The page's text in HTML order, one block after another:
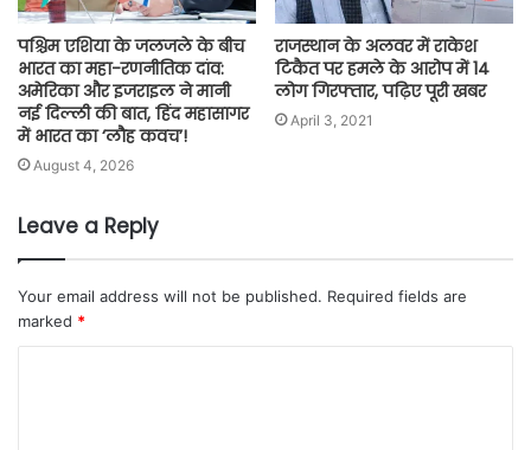
पश्चिम एशिया के जलजले के बीच
भारत का महा-रणनीतिक दांव:
अमेरिका और इजराइल ने मानी
नई दिल्ली की बात, हिंद महासागर
में भारत का ‘लौह कवच’!
August 4, 2026
राजस्थान के अलवर में राकेश
टिकैत पर हमले के आरोप में 14
लोग गिरफ्तार, पढ़िए पूरी खबर
April 3, 2021
Leave a Reply
Your email address will not be published. Required fields are
marked *